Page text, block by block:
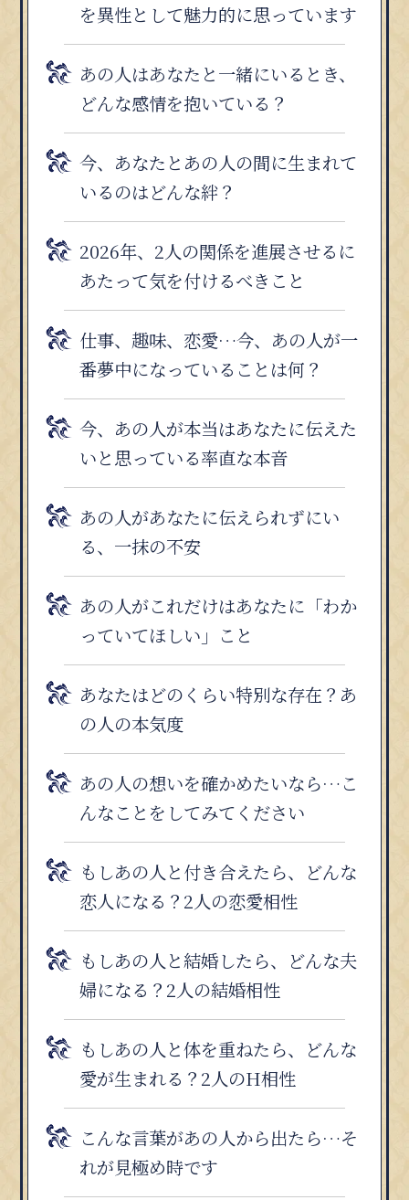
を異性として魅力的に思っています
あの人はあなたと一緒にいるとき、
どんな感情を抱いている？
今、あなたとあの人の間に生まれて
いるのはどんな絆？
2026年、2人の関係を進展させるに
あたって気を付けるべきこと
仕事、趣味、恋愛…今、あの人が一
番夢中になっていることは何？
今、あの人が本当はあなたに伝えた
いと思っている率直な本音
あの人があなたに伝えられずにい
る、一抹の不安
あの人がこれだけはあなたに「わか
っていてほしい」こと
あなたはどのくらい特別な存在？あ
の人の本気度
あの人の想いを確かめたいなら…こ
んなことをしてみてください
もしあの人と付き合えたら、どんな
恋人になる？2人の恋愛相性
もしあの人と結婚したら、どんな夫
婦になる？2人の結婚相性
もしあの人と体を重ねたら、どんな
愛が生まれる？2人のH相性
こんな言葉があの人から出たら…そ
れが見極め時です